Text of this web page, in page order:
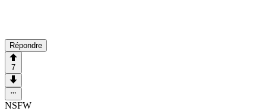
Répondre
7
NSFW